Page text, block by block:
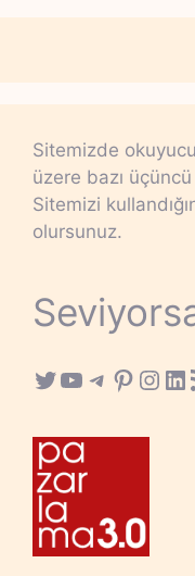
Sitemizde
üzere bazı
Sitemizi
olursunuz.
Twitter
YouTube